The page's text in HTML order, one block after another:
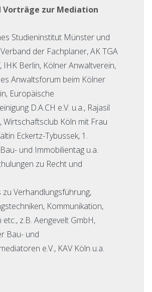
Vorträge zur Mediation
Studieninstitut Münster und
der Fachplaner, AK TGA
IHK Berlin, Kölner Anwaltverein,
Anwaltsforum beim Kölner
Europäische
D.A.CH e.V. u.a., Rajasil
Wirtschaftsclub Köln mit Frau
Eckertz-Tybussek, 1.
und Immobilientag u.a.
zu Recht und
Verhandlungsführung,
Kommunikation,
etc., z.B. Aengevelt GmbH,
Bau- und
e.V., KAV Köln u.a.